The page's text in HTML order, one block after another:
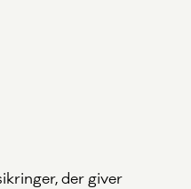
der giver